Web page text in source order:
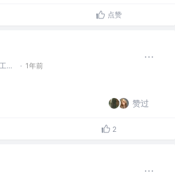
点赞
初级 CV 大法工程师 · 1年前
赞过
2